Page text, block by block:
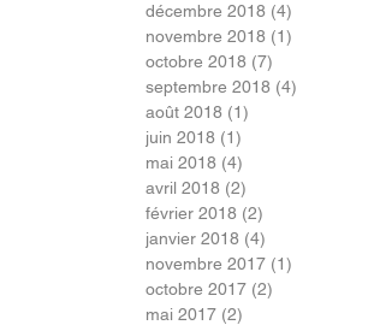
décembre 2018 (4)
novembre 2018 (1)
octobre 2018 (7)
septembre 2018 (4)
août 2018 (1)
juin 2018 (1)
mai 2018 (4)
avril 2018 (2)
février 2018 (2)
janvier 2018 (4)
novembre 2017 (1)
octobre 2017 (2)
mai 2017 (2)